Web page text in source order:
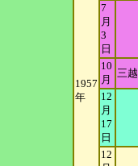
1957
年
7
月
3
日
10
月
三越
12
月
17
日
12